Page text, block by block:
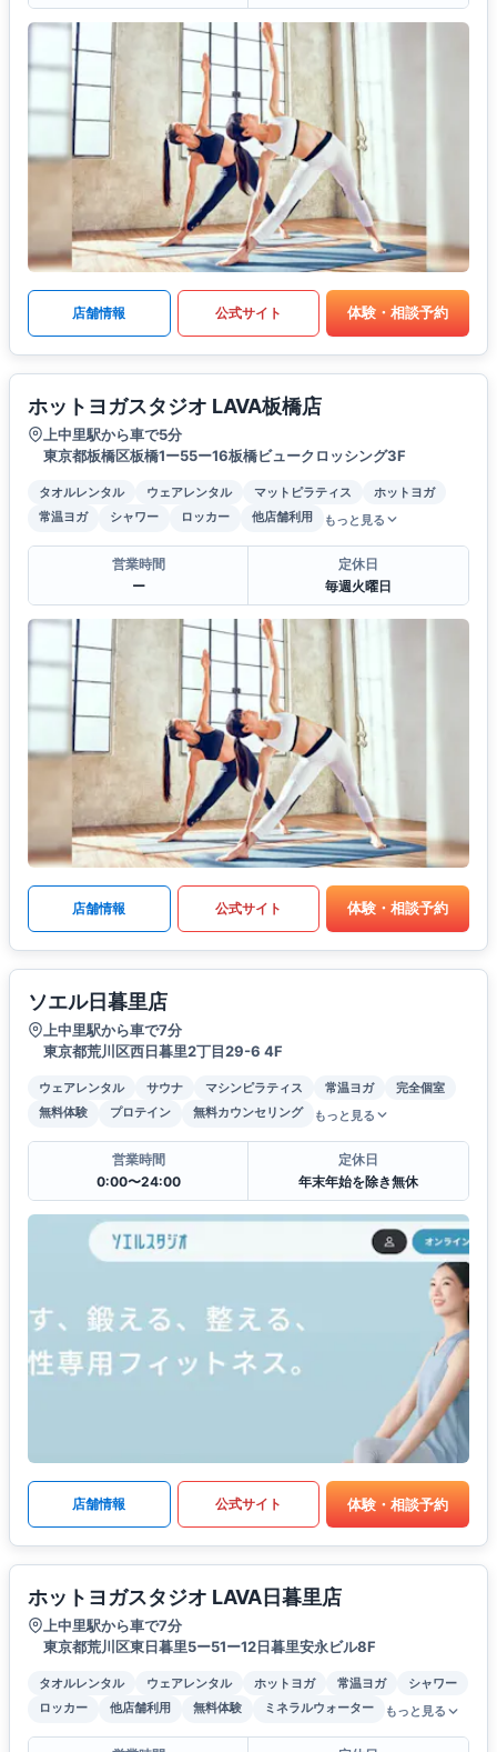
店舗情報 公式サイト 体験・相談予約
ホットヨガスタジオ LAVA板橋店
上中里駅から車で5分
東京都板橋区板橋1ー55ー16板橋ビュークロッシング3F
タオルレンタル ウェアレンタル マットピラティス
ホットヨガ
常温ヨガ
シャワー ロッカー 他店舗利用 もっと見る
営業時間
ー
定休日
毎週火曜日
店舗情報 公式サイト 体験・相談予約
ソエル日暮里店
上中里駅から車で7分
東京都荒川区西日暮里2丁目29-6 4F
ウェアレンタル サウナ マシンピラティス 常温ヨガ
完全個室
無料体験
プロテイン 無料カウンセリング もっと見る
営業時間
0:00〜24:00
定休日
年末年始を除き無休
店舗情報 公式サイト 体験・相談予約
ホットヨガスタジオ LAVA日暮里店
上中里駅から車で7分
東京都荒川区東日暮里5ー51ー12日暮里安永ビル8F
タオルレンタル ウェアレンタル ホットヨガ 常温ヨガ
シャワー
ロッカー
他店舗利用 無料体験 ミネラルウォーター もっと見る